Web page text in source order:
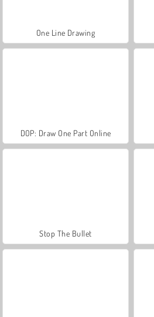
One Line Drawing
DOP: Draw One Part Online
Stop The Bullet